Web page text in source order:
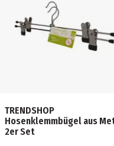
TRENDSHOP
Hosenklemmbügel aus
2er Set